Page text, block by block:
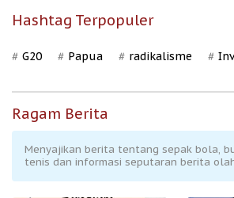
Hashtag Terpopuler
G20 Papua radikalisme
Ragam Berita
Menyajikan berita tentang sepak bola,
tenis dan informasi seputaran berita